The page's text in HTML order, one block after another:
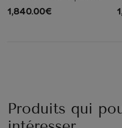
1,840.00€
Produits qui